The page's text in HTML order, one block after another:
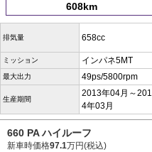
608km
排気量 658cc
ミッション インパネ5MT
最大出力 49ps/5800rpm
生産期間
2013年04月～201
4年03月
660 PA ハイルーフ
新車時価格97.1万円(税込)